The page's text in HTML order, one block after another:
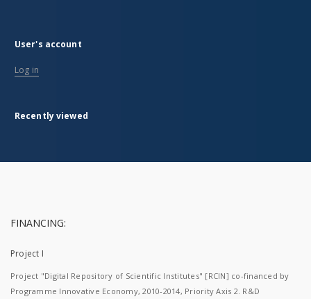
User's account
Log in
Recently viewed
FINANCING:
Project I
Project "Digital Repository of Scientific Institutes" [RCIN] co-financed by
Programme Innovative Economy, 2010-2014, Priority Axis 2. R&D